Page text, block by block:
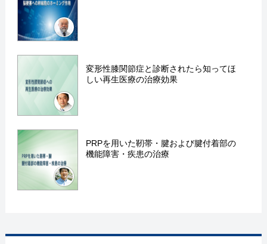
変形性膝関節症と診断されたら知ってほ
しい再生医療の治療効果
PRPを用いた靭帯・腱および腱付着部の
機能障害・疾患の治療